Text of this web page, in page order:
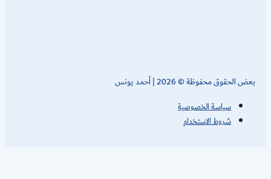
الحقوق محفوظة © 2026 | أحمد يونس
سياسة الخصوصية
شروط الاستخدام